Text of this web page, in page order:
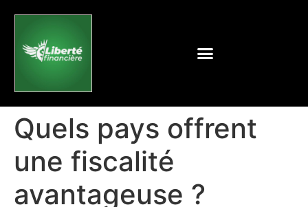
Quels pays offrent
une fiscalité
avantageuse ?